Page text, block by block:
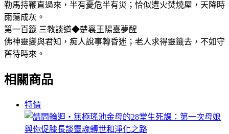
勒馬持鞭直過來，半有憂危半有災；恰似遭火焚燒屋，天降時
雨蕩成灰。
第一百籤 三教談道◆楚襄王陽臺夢醒
佛神靈變與君知，痴人說事轉昏迷；老人求得靈籤去，不如守
舊待時來。
相關商品
特價